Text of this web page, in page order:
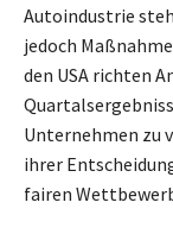
Autoindustrie
jedoch
den USA richten
Unternehmen zu
ihrer
fairen